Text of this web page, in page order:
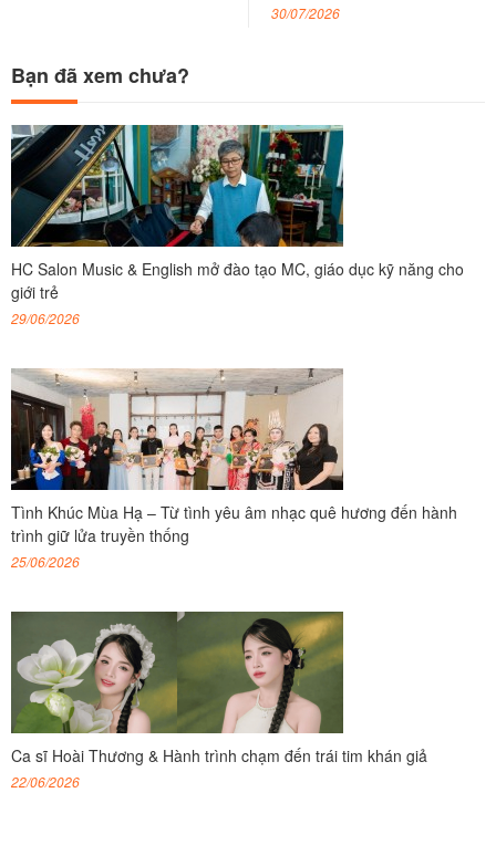
30/07/2026
Bạn đã xem chưa?
HC Salon Music & English mở đào tạo MC, giáo dục kỹ năng cho
giới trẻ
29/06/2026
Tình Khúc Mùa Hạ – Từ tình yêu âm nhạc quê hương đến hành
trình giữ lửa truyền thống
25/06/2026
Ca sĩ Hoài Thương & Hành trình chạm đến trái tim khán giả
22/06/2026